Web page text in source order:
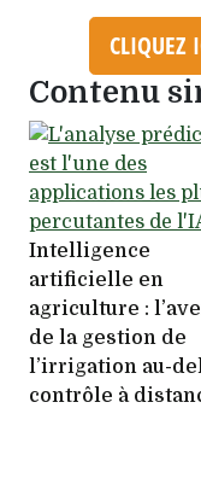
CLIQUEZ
Contenu
Intelligence
artificielle en
agriculture :
de la gestion de
l’irrigation au-
contrôle à